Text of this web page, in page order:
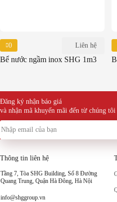
0 Liên hệ
Bể nước ngầm inox SHG 1m3
Đăng ký nhận báo giá
và nhận mã khuyến mãi đến từ chúng tôi
Thông tin liên hệ
Tầng 7, Tòa SHG Building, Số 8 Đường
Quang Trung, Quận Hà Đông, Hà Nội
info@shggroup.vn